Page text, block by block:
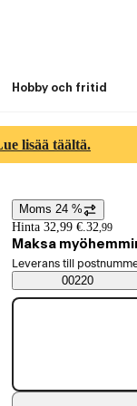
Hobby och fritid
lisää täältä.
Prisinformation
Moms 24 %
Hinta 32,99 €.32,99
Maksa
Välj beställningssätt
Leverans till
00220